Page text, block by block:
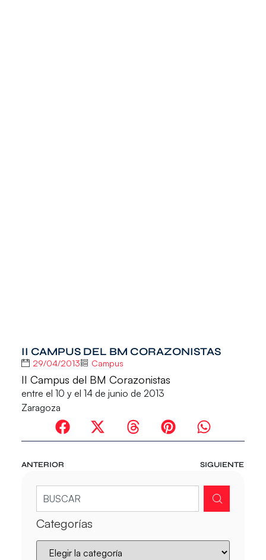
II CAMPUS DEL BM CORAZONISTAS
29/04/2013 Campus
II Campus del BM Corazonistas
entre el 10 y el 14 de junio de 2013
Zaragoza
ANTERIOR SIGUIENTE
Categorías